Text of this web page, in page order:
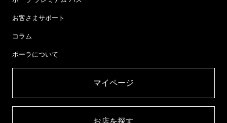
お客さまサポート
コラム
ポーラについて
マイページ​
お店を探す​